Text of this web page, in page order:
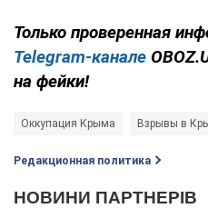
Только проверенная
Telegram-канале
на фейки!
Оккупация Крыма Взрывы в
Редакционная политика